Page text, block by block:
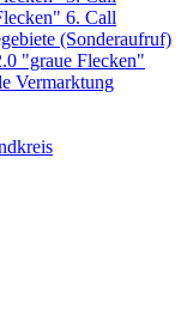
6. Call
(Sonderaufruf)
"graue Flecken"
Vermarktung